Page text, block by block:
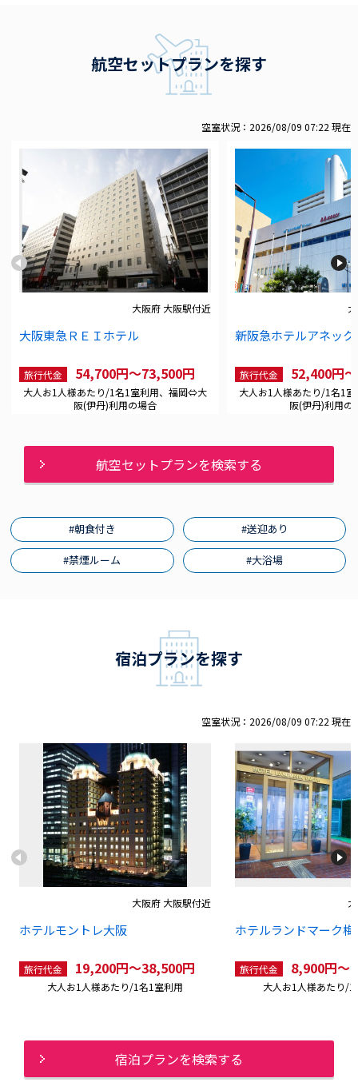
航空セットプランを探す
空室状況：2026/08/09 07:22 現在
大阪府 大阪駅付近
大阪東急ＲＥＩホテル
旅行代金 54,700円〜73,500円
大人お1人様あたり/1名1室利用、福岡⇔大
阪(伊丹)利用の場合
新阪急ホテルアネック
旅行代金 52,400円
大人お1人様あたり/1名1
阪(伊丹)利用の
航空セットプランを検索する
#朝食付き #送迎あり
#禁煙ルーム #大浴場
宿泊プランを探す
空室状況：2026/08/09 07:22 現在
大阪府 大阪駅付近
ホテルモントレ大阪
旅行代金 19,200円〜38,500円
大人お1人様あたり/1名1室利用
ホテルランドマーク梅
旅行代金 8,900円〜
大人お1人様あたり/1
宿泊プランを検索する